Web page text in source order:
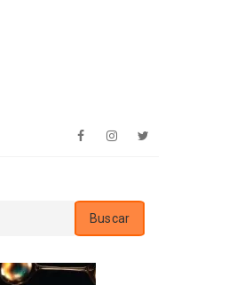
FacebookInstagram
Buscar